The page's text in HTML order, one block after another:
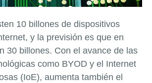
10 billones de dispositivos
y la previsión es que en
30 billones. Con el avance de las
como BYOD y el Internet
(IoE), aumenta también el